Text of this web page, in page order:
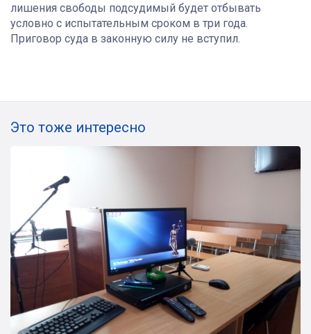
лишения свободы подсудимый будет отбывать
условно с испытательным сроком в три года.
Приговор суда в законную силу не вступил.
Это тоже интересно